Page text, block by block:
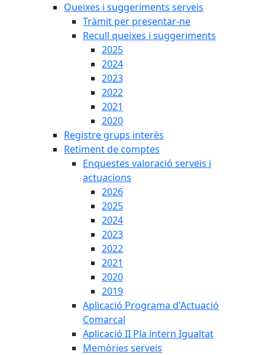
Queixes i suggeriments serveis
Tràmit per presentar-ne
Recull queixes i suggeriments
2025
2024
2023
2022
2021
2020
Registre grups interès
Retiment de comptes
Enquestes valoració serveis i
actuacions
2026
2025
2024
2023
2022
2021
2020
2019
Aplicació Programa d'Actuació
Comarcal
Aplicació II Pla intern Igualtat
Memòries serveis